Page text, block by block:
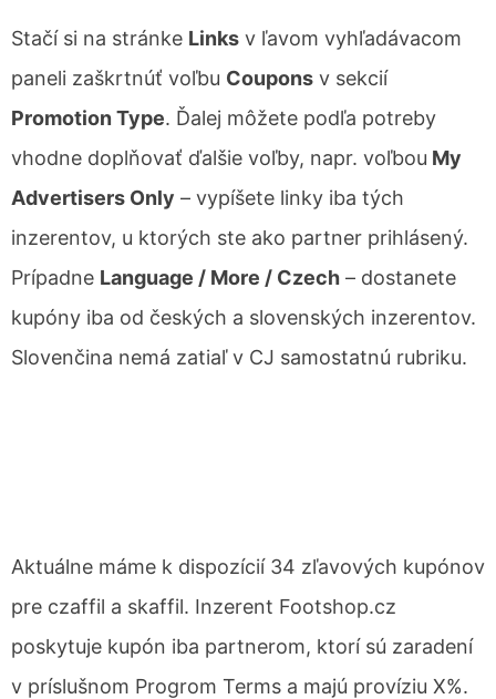
Stačí si na stránke Links v ľavom vyhľadávacom
paneli zaškrtnúť voľbu Coupons v sekcií
Promotion Type. Ďalej môžete podľa potreby
vhodne doplňovať ďalšie voľby, napr. voľbou My
Advertisers Only – vypíšete linky iba tých
inzerentov, u ktorých ste ako partner prihlásený.
Prípadne Language / More / Czech – dostanete
kupóny iba od českých a slovenských inzerentov.
Slovenčina nemá zatiaľ v CJ samostatnú rubriku.
Aktuálne máme k dispozícií 34 zľavových kupónov
pre czaffil a skaffil. Inzerent Footshop.cz
poskytuje kupón iba partnerom, ktorí sú zaradení
v príslušnom Progrom Terms a majú províziu X%.